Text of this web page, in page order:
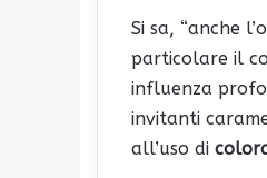
Si sa, “anche
particolare il
influenza
invitanti
all’uso di